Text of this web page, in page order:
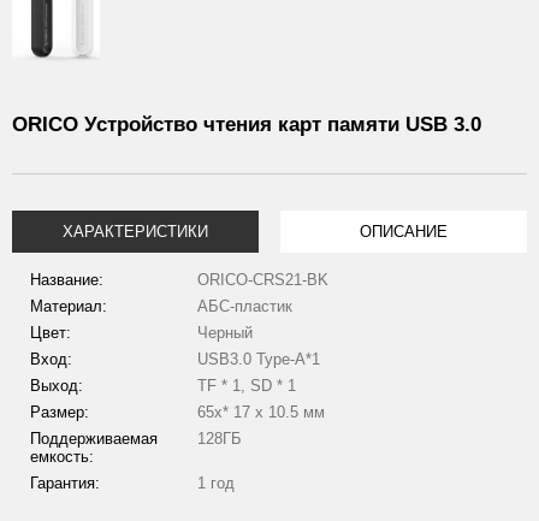
ORICO Устройство чтения карт памяти USB 3.0
ХАРАКТЕРИСТИКИ ОПИСАНИЕ
Название:
ORICO-CRS21-BK
Материал:
АБС-пластик
Цвет:
Черный
Вход:
USB3.0 Type-A*1
Выход:
TF * 1, SD * 1
Размер:
65х* 17 х 10.5 мм
Поддерживаемая
емкость:
128ГБ
Гарантия: 1 год